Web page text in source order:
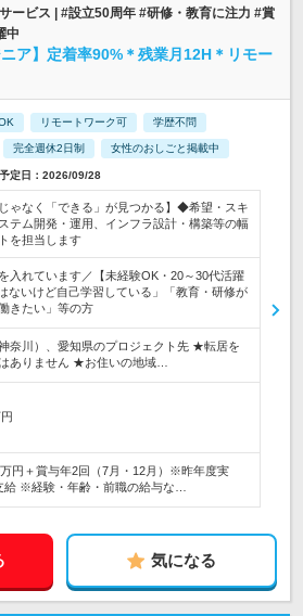
ービス | #設立50周年 #研修・教育に注力 #賞
中
ア】定着率90%＊残業月12H＊リモー
リモートワーク可 学歴不問
完全週休2日制 女性のおしごと掲載中
定日：2026/09/28
じゃなく「できる」が見つかる】◆希望・スキ
テム開発・運用、インフラ設計・構築等の幅
を担当します
入れています／【未経験OK・20～30代活躍
ないけど自己学習している」「教育・研修が
きたい」等の方
奈川）、愛知県のプロジェクト先 ★転居を
ありません ★お住いの地域…
円＋賞与年2回（7月・12月）※昨年度実
給 ※経験・年齢・前職の給与な…
気になる